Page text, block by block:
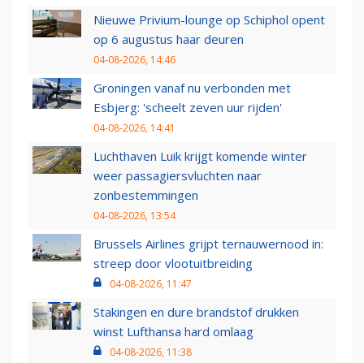
Nieuwe Privium-lounge op Schiphol opent
op 6 augustus haar deuren
04-08-2026, 14:46
Groningen vanaf nu verbonden met
Esbjerg: 'scheelt zeven uur rijden'
04-08-2026, 14:41
Luchthaven Luik krijgt komende winter
weer passagiersvluchten naar
zonbestemmingen
04-08-2026, 13:54
Brussels Airlines grijpt ternauwernood in:
streep door vlootuitbreiding
04-08-2026, 11:47
Stakingen en dure brandstof drukken
winst Lufthansa hard omlaag
04-08-2026, 11:38